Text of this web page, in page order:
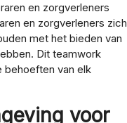
en zorgverleners
en zorgverleners zich
met het bieden van
Dit teamwork
behoeften van elk
voor